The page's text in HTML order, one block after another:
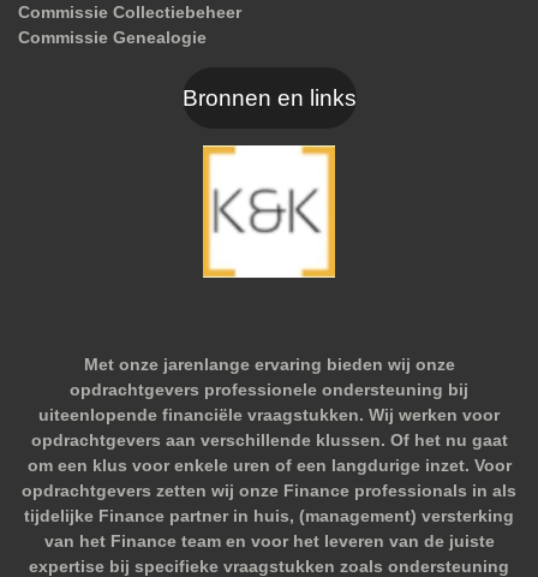
Commissie Collectiebeheer
Commissie Genealogie
Bronnen en links
Met onze jarenlange ervaring bieden wij onze
opdrachtgevers professionele ondersteuning bij
uiteenlopende financiële vraagstukken. Wij werken voor
opdrachtgevers aan verschillende klussen. Of het nu gaat
om een klus voor enkele uren of een langdurige inzet. Voor
opdrachtgevers zetten wij onze Finance professionals in als
tijdelijke Finance partner in huis, (management) versterking
van het Finance team en voor het leveren van de juiste
expertise bij specifieke vraagstukken zoals ondersteuning